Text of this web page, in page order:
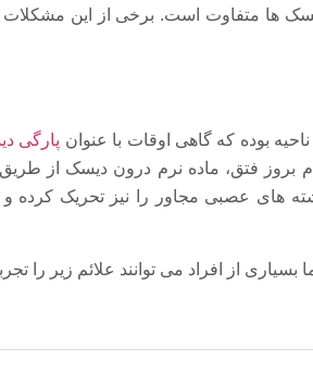
ها متفاوت است. برخی از این مشکلات
بوده که گاهی اوقات با عنوان پارگی
بروز فتق، ماده نرم درون دیسک از طریق
های عصبی مجاور را نیز تحریک کرده
از افراد می توانند علائم زیر را